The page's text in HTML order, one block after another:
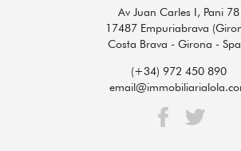
Av Juan Carles I, Pani 78
17487 Empuriabrava
Costa Brava - Girona -
(+34) 972 450 890